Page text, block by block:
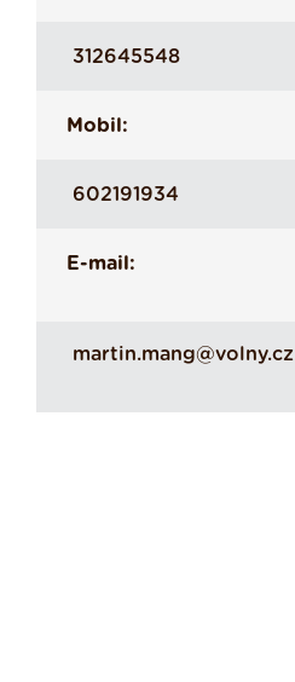
312645548
Mobil:
602191934
E-mail:
martin.mang@volny.cz